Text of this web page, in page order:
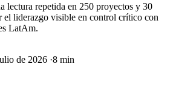
lectura repetida en 250 proyectos y 30
el liderazgo visible en control crítico con
LatAm.
de 2026 ·8 min